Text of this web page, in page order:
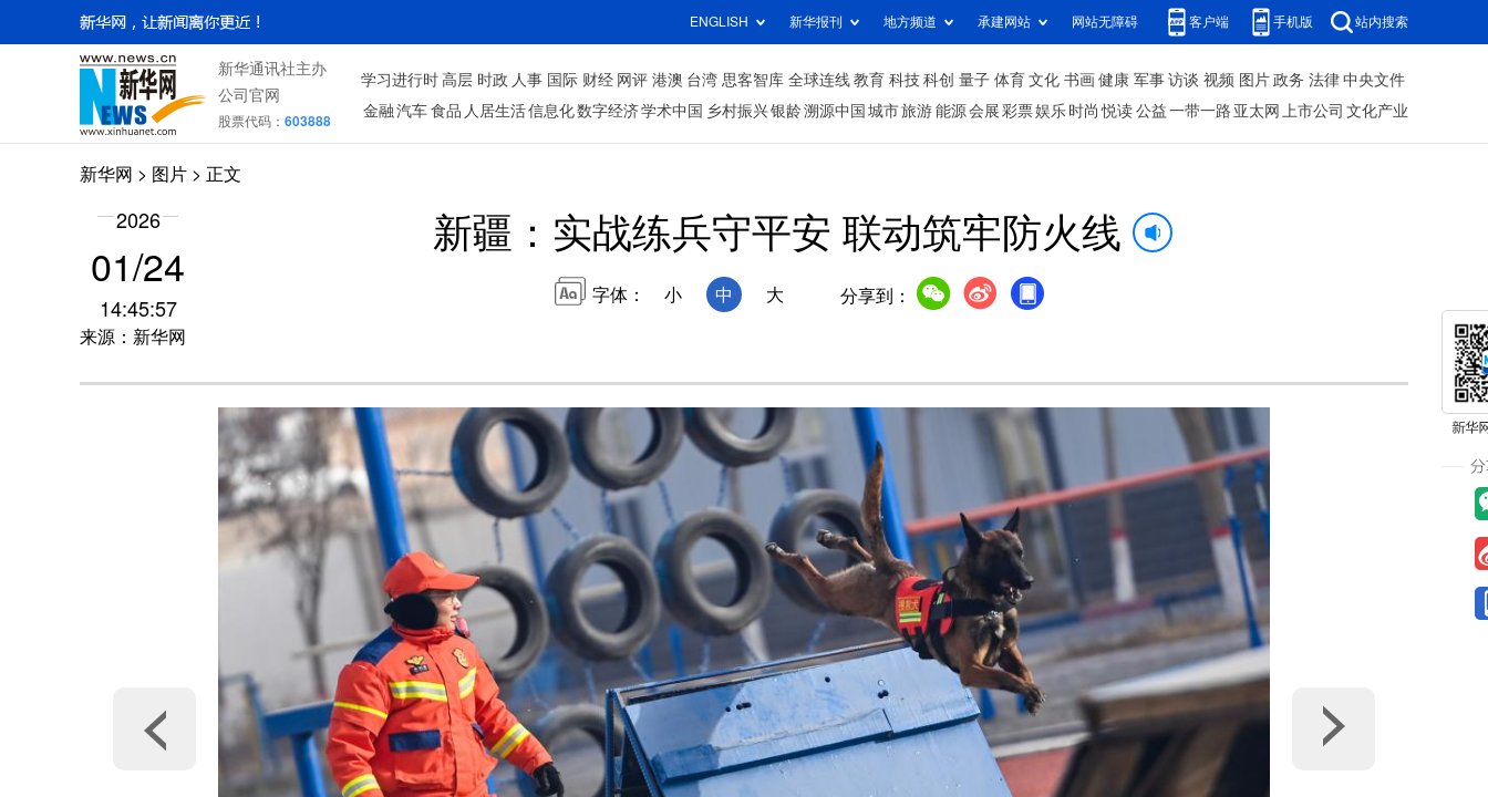
ENGLISH 新华报刊 地方频道 承建网站 网站无障碍 客户端 手机版 站内搜索
新华通讯社主办
公司官网
股票代码： 603888
学习进行时 高层 时政 人事 国际 财经 网评 港澳 台湾 思客智库 全球连线 教育 科技 科创 量子 体育 文化 书画 健康 军事 访谈 视频 图片 政务 法律 中央文件
金融 汽车 食品 人居生活信息化数字经济学术中国 乡村振兴银龄溯源中国 城市旅游 能源 会展 彩票娱乐 时尚 悦读 公益 一带一路 亚太网 上市公司 文化产业
新华网 > 图片 > 正文
2026
01/24
14:45:57
来源：新华网
新疆：实战练兵守平安 联动筑牢防火线
字体： 小 中 大 分享到：